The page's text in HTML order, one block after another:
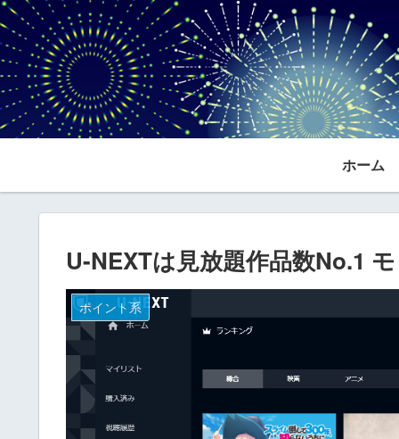
ホーム
U-NEXTは見放題作品数No.1
ポイント系